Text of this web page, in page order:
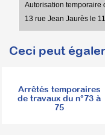
Autorisation temporaire
13 rue Jean Jaurès le
Ceci peut
Arrêtés temporaires
de travaux du n°73 à
75